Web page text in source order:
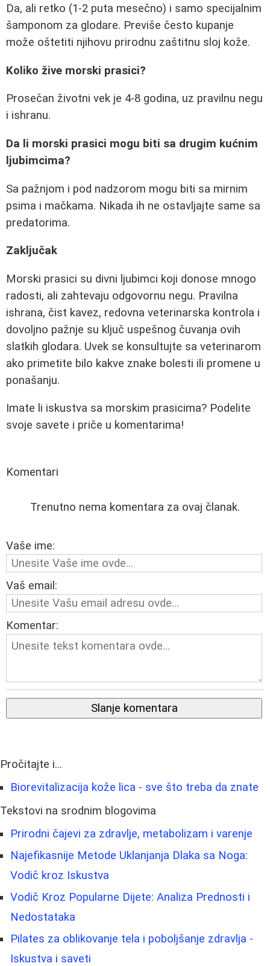
Da, ali retko (1-2 puta mesečno) i samo specijalnim
šamponom za glodare. Previše često kupanje
može oštetiti njihovu prirodnu zaštitnu sloj kože.
Koliko žive morski prasici?
Prosečan životni vek je 4-8 godina, uz pravilnu negu
i ishranu.
Da li morski prasici mogu biti sa drugim kućnim
ljubimcima?
Sa pažnjom i pod nadzorom mogu biti sa mirnim
psima i mačkama. Nikada ih ne ostavljajte same sa
predatorima.
Zaključak
Morski prasici su divni ljubimci koji donose mnogo
radosti, ali zahtevaju odgovornu negu. Pravilna
ishrana, čist kavez, redovna veterinarska kontrola i
dovoljno pažnje su ključ uspešnog čuvanja ovih
slatkih glodara. Uvek se konsultujte sa veterinarom
ako primetite bilo kakve znake bolesti ili promene u
ponašanju.
Imate li iskustva sa morskim prasicima? Podelite
svoje savete i priče u komentarima!
Komentari
Trenutno nema komentara za ovaj članak.
Vaše ime:
Vaš email:
Komentar:
Slanje komentara
Pročitajte i...
Biorevitalizacija kože lica - sve što treba da znate
Tekstovi na srodnim blogovima
Prirodni čajevi za zdravlje, metabolizam i varenje
Najefikasnije Metode Uklanjanja Dlaka sa Noga:
Vodič kroz Iskustva
Vodič Kroz Popularne Dijete: Analiza Prednosti i
Nedostataka
Pilates za oblikovanje tela i poboljšanje zdravlja -
Iskustva i saveti